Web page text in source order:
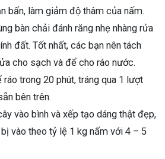
bẩn, làm giảm độ thâm của nấm.
bàn chải đánh răng nhẹ nhàng rửa
đất. Tốt nhất, các bạn nên tách
cho sạch và để cho ráo nước.
trong 20 phút, tráng qua 1 lượt
bên trên.
vào bình và xếp tạo dáng thật đẹp,
vào theo tỷ lệ 1 kg nấm với 4 – 5